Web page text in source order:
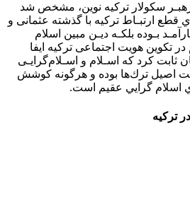
رﻫﺒـﺮ ﺳﻜﻮﻻر ﺗﺮﻛﻴﻪ ﻧﻮﻳﻦ، ﻣﺸﺨﺺ ﺷﺪ
ﻗﻄﻊ ارﺗﺒـﺎط ﺗﺮﻛﻴﻪ ﺑﺎ ﮔﺬﺷﺘﻪ ﻋﺜﻤﺎﻧﻰ و
ﺑـﻮده ﺑﻠﻜـﻪ دﻳـﻦ ﻣﺒﻴﻦ اﺳﻼم
ﺗﻜﻮﻳﻦ ﻫﻮﻳﺖ اﺟﺘﻤﺎﻋﻰ ﺗﺮﻛﻴﻪ اﻳﻔﺎ
ﺛﺎﺑﺖ ﻛﺮد ﻛﻪ اﺳـﻼم و اﺳـﻼمﮔﺮاﻳـﻰ
اﺻﻴﻞ ﺗﺮكﻫﺎ ﺑﻮده و ﻫﺮﮔﻮﻧﻪ ﻛﻮﺷﺶ
اسلام گرايي عقيم است.